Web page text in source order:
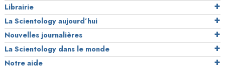
Librairie
La Scientology aujourd’hui
Nouvelles journalières
La Scientology dans le monde
Notre aide